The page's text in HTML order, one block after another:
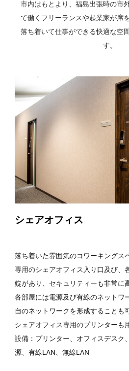
市内はもとより、福島出張時の市
て働くフリーランスや起業家が席
落ち着いて仕事ができる快適な空
す。
シェアオフィス
落ち着いた雰囲気のコワーキングス
専用のシェアオフィス入り口及び、
錠があり、セキュリティーも非常に
各部屋には電源及び有線のネットワ
自のネットワークを形成することも
シェアオフィス専用のプリンターも
設備：プリンター、オフィスデスク
源、有線LAN、無線LAN